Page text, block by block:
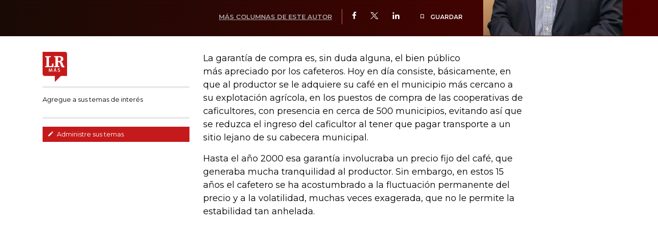
MÁS COLUMNAS DE ESTE AUTOR GUARDAR
Agregue a sus temas de interés
Administre sus temas
La garantía de compra es, sin duda alguna, el bien público
más apreciado por los cafeteros. Hoy en día consiste, básicamente, en
que al productor se le adquiere su café en el municipio más cercano a
su explotación agrícola, en los puestos de compra de las cooperativas de
caficultores, con presencia en cerca de 500 municipios, evitando así que
se reduzca el ingreso del caficultor al tener que pagar transporte a un
sitio lejano de su cabecera municipal.
Hasta el año 2000 esa garantía involucraba un precio fijo del café, que
generaba mucha tranquilidad al productor. Sin embargo, en estos 15
años el cafetero se ha acostumbrado a la fluctuación permanente del
precio y a la volatilidad, muchas veces exagerada, que no le permite la
estabilidad tan anhelada.